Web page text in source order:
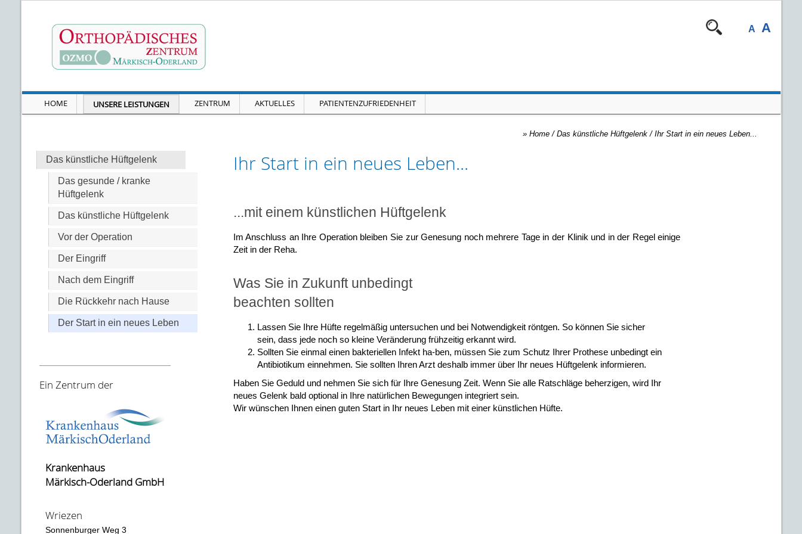
A A
HOME UNSERE LEISTUNGEN ZENTRUM AKTUELLES PATIENTENZUFRIEDENHEIT
Das künstliche Hüftgelenk
Das gesunde / kranke
Hüftgelenk
Das künstliche Hüftgelenk
Vor der Operation
Der Eingriff
Nach dem Eingriff
Die Rückkehr nach Hause
Der Start in ein neues Leben
Ein Zentrum der
Krankenhaus
Märkisch-Oderland GmbH
Wriezen
Sonnenburger Weg 3
» Home/ Das künstliche Hüftgelenk / Ihr Start in ein neues Leben...
Ihr Start in ein neues Leben...
...mit einem künstlichen Hüftgelenk
Im Anschluss an Ihre Operation bleiben Sie zur Genesung noch mehrere Tage in der Klinik und in der Regel einige
Zeit in der Reha.
Was Sie in Zukunft unbedingt
beachten sollten
Lassen Sie Ihre Hüfte regelmäßig untersuchen und bei Notwendigkeit röntgen. So können Sie sicher
sein, dass jede noch so kleine Veränderung frühzeitig erkannt wird.
Sollten Sie einmal einen bakteriellen Infekt ha-ben, müssen Sie zum Schutz Ihrer Prothese unbedingt ein
Antibiotikum einnehmen. Sie sollten Ihren Arzt deshalb immer über Ihr neues Hüftgelenk informieren.
Haben Sie Geduld und nehmen Sie sich für Ihre Genesung Zeit. Wenn Sie alle Ratschläge beherzigen, wird Ihr
neues Gelenk bald optional in Ihre natürlichen Bewegungen integriert sein.
Wir wünschen Ihnen einen guten Start in Ihr neues Leben mit einer künstlichen Hüfte.